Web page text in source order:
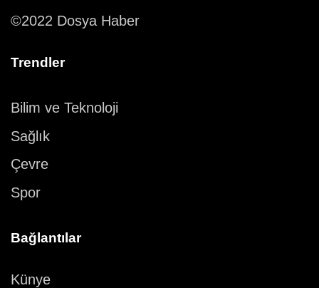
©2022 Dosya Haber
Trendler
Bilim ve Teknoloji
Sağlık
Çevre
Spor
Bağlantılar
Künye